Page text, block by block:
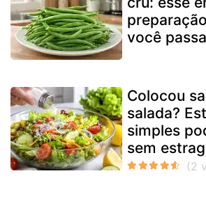
você
Colocou
salada?
simples
sem